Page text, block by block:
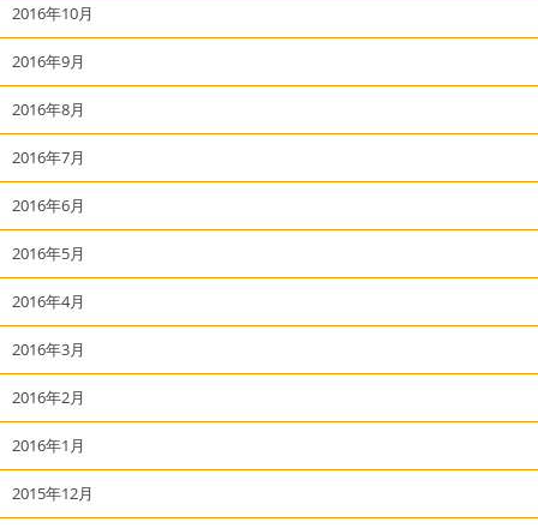
2016年10月
2016年9月
2016年8月
2016年7月
2016年6月
2016年5月
2016年4月
2016年3月
2016年2月
2016年1月
2015年12月